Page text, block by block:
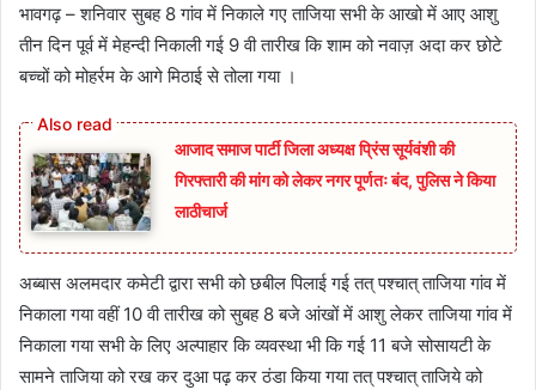
भावगढ़ – शनिवार सुबह 8 गांव में निकाले गए ताजिया सभी के आखो में आए आशु
तीन दिन पूर्व में मेहन्दी निकाली गई 9 वी तारीख कि शाम को नवाज़ अदा कर छोटे
बच्चों को मोहर्रम के आगे मिठाई से तोला गया ।
आजाद समाज पार्टी जिला अध्यक्ष प्रिंस सूर्यवंशी की
गिरफ्तारी की मांग को लेकर नगर पूर्णतः बंद, पुलिस ने किया
लाठीचार्ज
अब्बास अलमदार कमेटी द्वारा सभी को छबील पिलाई गई तत् पश्चात् ताजिया गांव में
निकाला गया वहीं 10 वी तारीख को सुबह 8 बजे आंखों में आशु लेकर ताजिया गांव में
निकाला गया सभी के लिए अल्पाहार कि व्यवस्था भी कि गई 11 बजे सोसायटी के
सामने ताजिया को रख कर दुआ पढ़ कर ठंडा किया गया तत् पश्चात् ताजिये को